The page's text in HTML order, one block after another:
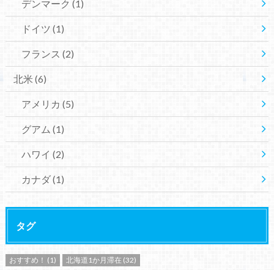
デンマーク (1)
ドイツ (1)
フランス (2)
北米 (6)
アメリカ (5)
グアム (1)
ハワイ (2)
カナダ(1)
タグ
おすすめ！ (1) 北海道1か月滞在 (32)